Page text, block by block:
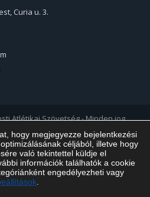
Curia u. 3.
Atlétikai Szövetség - Minden jog
fenntartva.
hogy megjegyezze bejelentkezési
céljából, illetve hogy
való tekintettel küldje el
információk találhatók a cookie
engedélyezheti vagy